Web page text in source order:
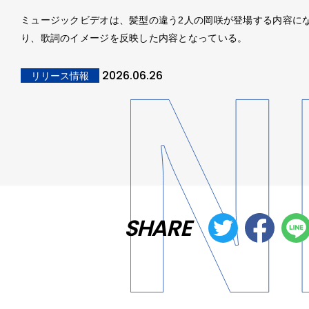
ミュージックビデオは、髪型の違う2人の岡咲が登場する内容に
り、歌詞のイメージを反映した内容となっている。
リリース情報 2026.06.26
SHARE